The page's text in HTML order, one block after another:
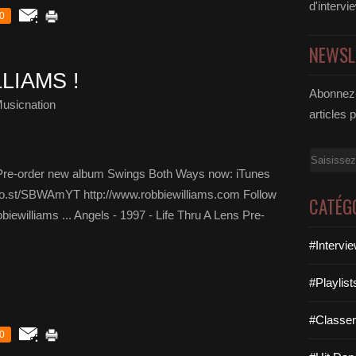
0
!
order new album Swings Both Ways now: iTunes
SBWAmYT http://www.robbiewilliams.com Follow
... Angels - 1997 - Life Thru A Lens Pre-
0
articles
Email